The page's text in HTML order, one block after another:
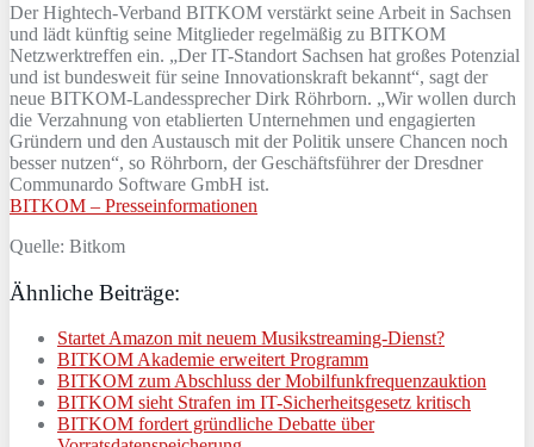
Der Hightech-Verband BITKOM verstärkt seine Arbeit in Sachsen
und lädt künftig seine Mitglieder regelmäßig zu BITKOM
Netzwerktreffen ein. „Der IT-Standort Sachsen hat großes Potenzial
und ist bundesweit für seine Innovationskraft bekannt“, sagt der
neue BITKOM-Landessprecher Dirk Röhrborn. „Wir wollen durch
die Verzahnung von etablierten Unternehmen und engagierten
Gründern und den Austausch mit der Politik unsere Chancen noch
besser nutzen“, so Röhrborn, der Geschäftsführer der Dresdner
Communardo Software GmbH ist.
BITKOM – Presseinformationen
Quelle: Bitkom
Ähnliche Beiträge:
Startet Amazon mit neuem Musikstreaming-Dienst?
BITKOM Akademie erweitert Programm
BITKOM zum Abschluss der Mobilfunkfrequenzauktion
BITKOM sieht Strafen im IT-Sicherheitsgesetz kritisch
BITKOM fordert gründliche Debatte über